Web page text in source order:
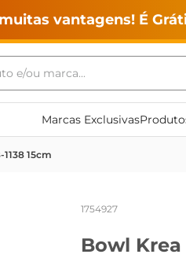
vantagens! É
e/ou marca...
Marcas Exclusivas
15cm
1754927
Bowl Krea